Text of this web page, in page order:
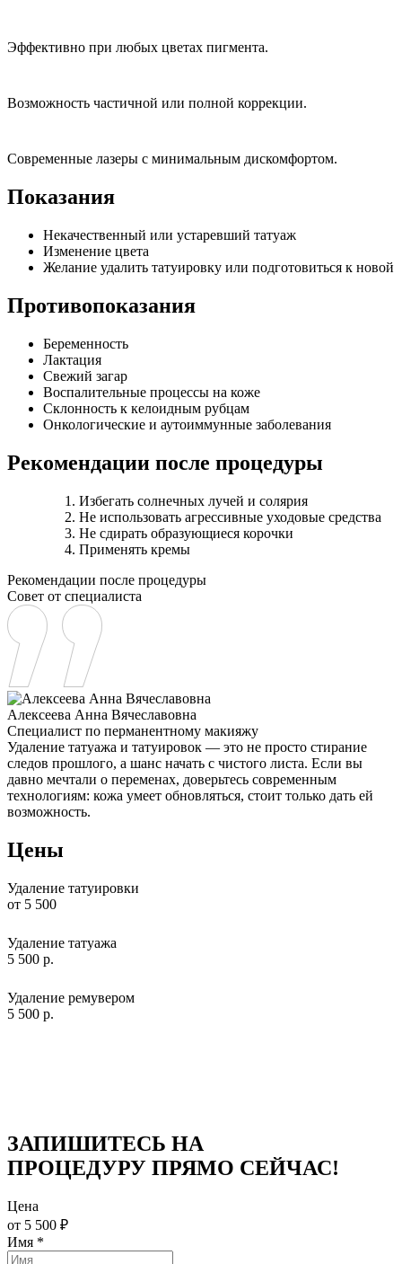
Эффективно при любых цветах пигмента.
Возможность частичной или полной коррекции.
Современные лазеры с минимальным дискомфортом.
Показания
Некачественный или устаревший татуаж
Изменение цвета
Желание удалить татуировку или подготовиться к новой
Противопоказания
Беременность
Лактация
Свежий загар
Воспалительные процессы на коже
Склонность к келоидным рубцам
Онкологические и аутоиммунные заболевания
Рекомендации после процедуры
Избегать солнечных лучей и солярия
Не использовать агрессивные уходовые средства
Не сдирать образующиеся корочки
Применять кремы
Рекомендации после процедуры
Совет от специалиста
Алексеева Анна Вячеславовна
Специалист по перманентному макияжу
Удаление татуажа и татуировок — это не просто стирание
следов прошлого, а шанс начать с чистого листа. Если вы
давно мечтали о переменах, доверьтесь современным
технологиям: кожа умеет обновляться, стоит только дать ей
возможность.
Цены
Удаление татуировки
от 5 500
Удаление татуажа
5 500 р.
Удаление ремувером
5 500 р.
ЗАПИШИТЕСЬ НА
ПРОЦЕДУРУ ПРЯМО СЕЙЧАС!
Цена
от 5 500 ₽
Имя *